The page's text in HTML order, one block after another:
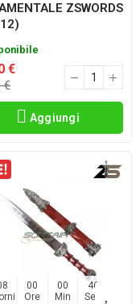
ZSWORDS
€
€
Aggiungi
00
Ore
00
Min
45
Sec